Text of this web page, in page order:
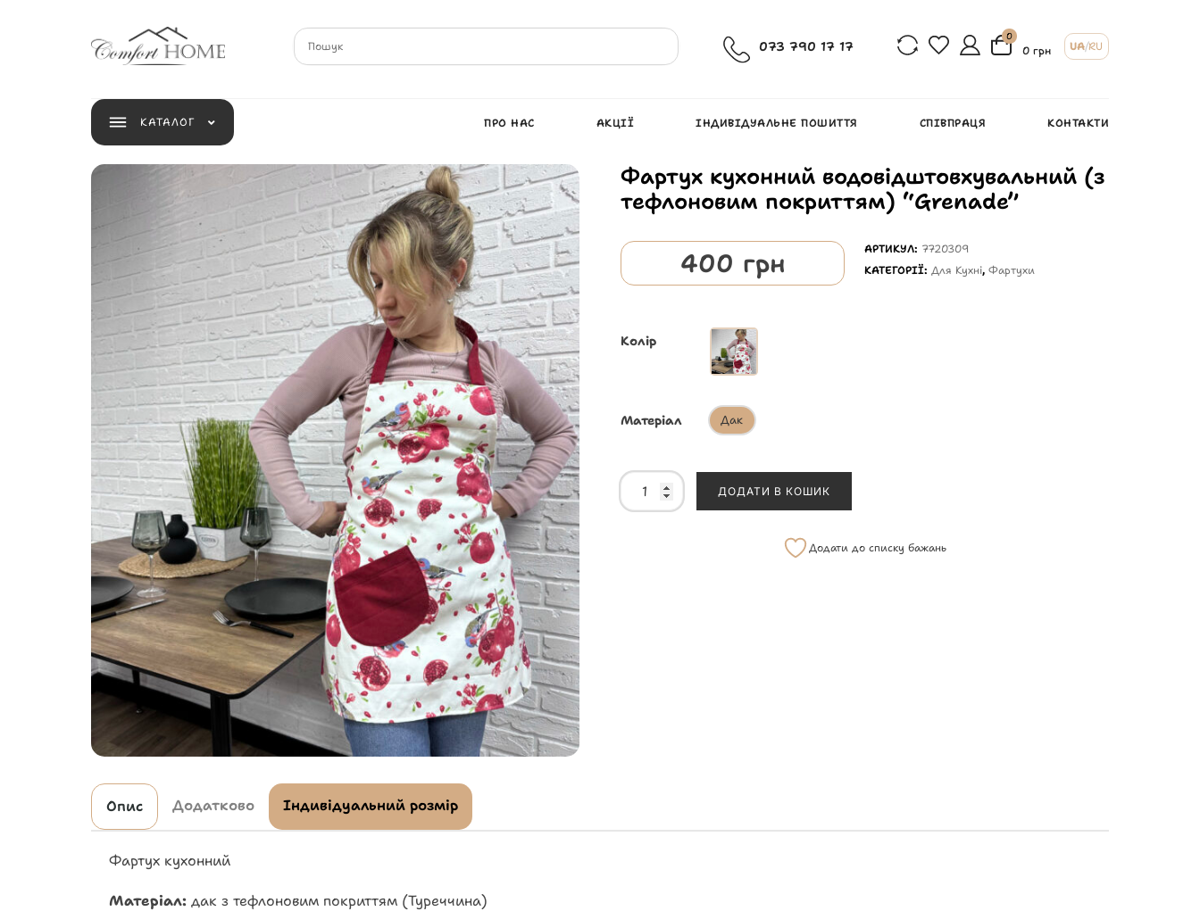
073 790 17 17
0
0 грн UA/RU
КАТАЛОГ ПРО НАС АКЦІЇ ІНДИВІДУАЛЬНЕ ПОШИТТЯ СПІВПРАЦЯ КОНТАКТИ
Фартух кухонний водовідштовхувальний (з
тефлоновим покриттям) “Grenade”
400 грн АРТИКУЛ: 7720309
КАТЕГОРІЇ:Для Кухні,Фартухи
Колір
Матеріал Дак
ДОДАТИ В КОШИК
Додати до списку бажань
Опис Додатково Індивідуальний розмір
Фартух кухонний
Матеріал: дак з тефлоновим покриттям (Туреччина)